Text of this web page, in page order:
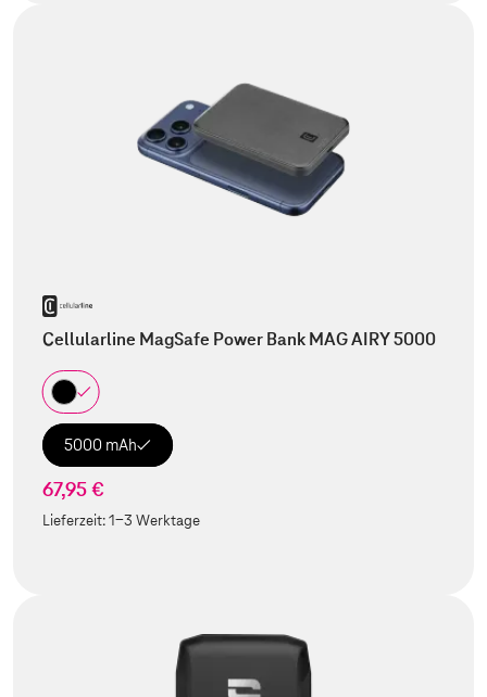
Cellularline MagSafe Power Bank MAG AIRY 5000
5000 mAh
67,95 €
Lieferzeit:1-3 Werktage